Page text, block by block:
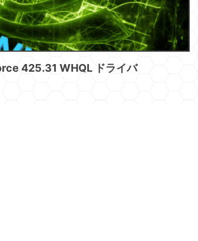
425.31 WHQL ドライバ